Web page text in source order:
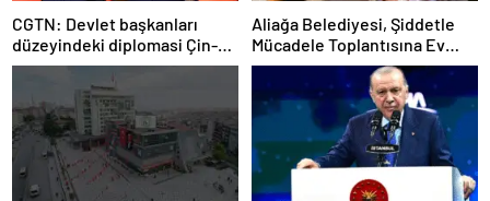
CGTN: Devlet başkanları
düzeyindeki diplomasi Çin-
Rusya arasındaki büyüyen
ortaklığı güçlendiriyor
Aliağa Belediyesi, Şiddetle
Mücadele Toplantısına Ev
Sahipliği Yaptı